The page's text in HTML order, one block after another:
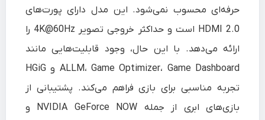
حرفه‌ای محسوب نمی‌شود. این مدل دارای پورت‌های
HDMI 2.0 است و حداکثر خروجی تصویر 4K@60Hz را
ارائه می‌دهد. با این حال، وجود قابلیت‌هایی مانند
ALLM، Game Optimizer، Game Dashboard و HGiG
تجربه مناسبی برای بازی فراهم می‌کند. پشتیبانی از
بازی‌های ابری از جمله NVIDIA GeForce NOW و